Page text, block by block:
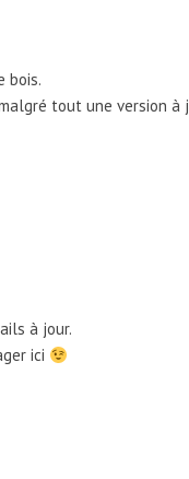
bois.
tout une version à
à jour.
ici